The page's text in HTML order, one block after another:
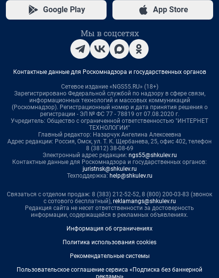
Google Play App Store
Мы в соцсетях
Контактные данные для Роскомнадзора и государственных органов
Сетевое издание «NGS55.RU» (18+)
Зарегистрировано Федеральной службой по надзору в сфере связи,
информационных технологий и массовых коммуникаций
(Роскомнадзор). Регистрационный номер и дата принятия решения о
регистрации - ЭЛ № ФС 77 - 78819 от 07.08.2020 г.
Учредитель: Общество с ограниченной ответственностью "ИНТЕРНЕТ
ТЕХНОЛОГИИ"
Главный редактор: Назарчук Ангелина Алексеевна
Адрес редакции: Россия, Омск, ул. Т. К. Щербанева, 25, офис 402, телефон
8 (3812) 38-08-69
Электронный адрес редакции: ngs55@shkulev.ru
Контактные данные для Роскомнадзора и государственных органов:
juristnsk@shkulev.ru
Техподдержка: help@shkulev.ru
Связаться с отделом продаж: 8 (383) 212-52-52, 8 (800) 200-03-83 (звонок
с сотового бесплатный), reklamangs@shkulev.ru
Редакция сайта не несет ответственности за достоверность
информации, содержащейся в рекламных объявлениях.
Информация об ограничениях
Политика использования cookies
Рекомендательные системы
Пользовательское соглашение сервиса «Подписка без баннерной